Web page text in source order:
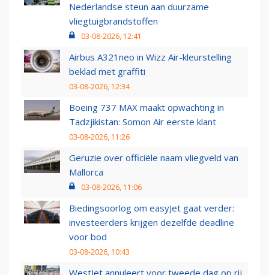
Nederlandse steun aan duurzame
vliegtuigbrandstoffen
03-08-2026, 12:41
Airbus A321neo in Wizz Air-kleurstelling
beklad met graffiti
03-08-2026, 12:34
Boeing 737 MAX maakt opwachting in
Tadzjikistan: Somon Air eerste klant
03-08-2026, 11:26
Geruzie over officiële naam vliegveld van
Mallorca
03-08-2026, 11:06
Biedingsoorlog om easyJet gaat verder:
investeerders krijgen dezelfde deadline
voor bod
03-08-2026, 10:43